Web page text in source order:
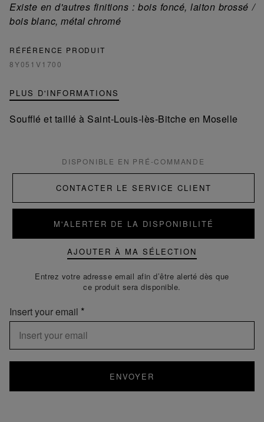
Existe en d'autres finitions : bois foncé, laiton brossé /
bois blanc, métal chromé
RÉFÉRENCE PRODUIT
8Y051V1700
PLUS D'INFORMATIONS
Soufflé et taillé à Saint-Louis-lès-Bitche en Moselle
DISPONIBLE EN PRÉ-COMMANDE
CONTACTER LE SERVICE CLIENT
M'ALERTER DE LA DISPONIBILITÉ
AJOUTER À MA SÉLECTION
Entrez votre adresse email afin d’être alerté dès que
ce produit sera disponible.
Insert your email
ENVOYER